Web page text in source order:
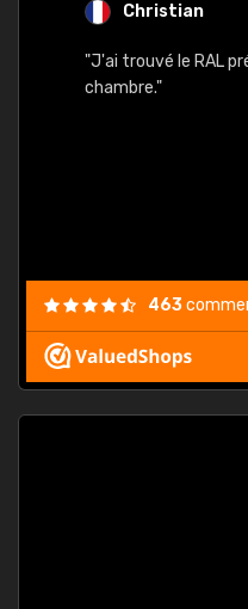
Christian
"J'ai trouvé le RAL
chambre."
463